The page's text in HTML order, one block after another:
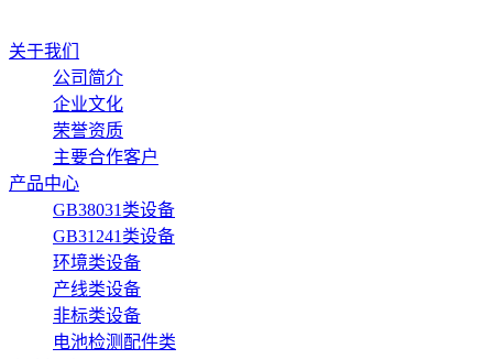
关于我们
公司简介
企业文化
荣誉资质
主要合作客户
产品中心
GB38031类设备
GB31241类设备
环境类设备
产线类设备
非标类设备
电池检测配件类